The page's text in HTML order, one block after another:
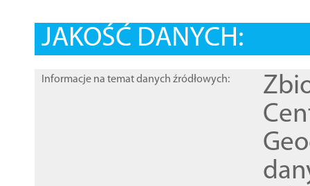
JAKOŚĆ DANYCH:
Informacje na temat danych źródłowych: